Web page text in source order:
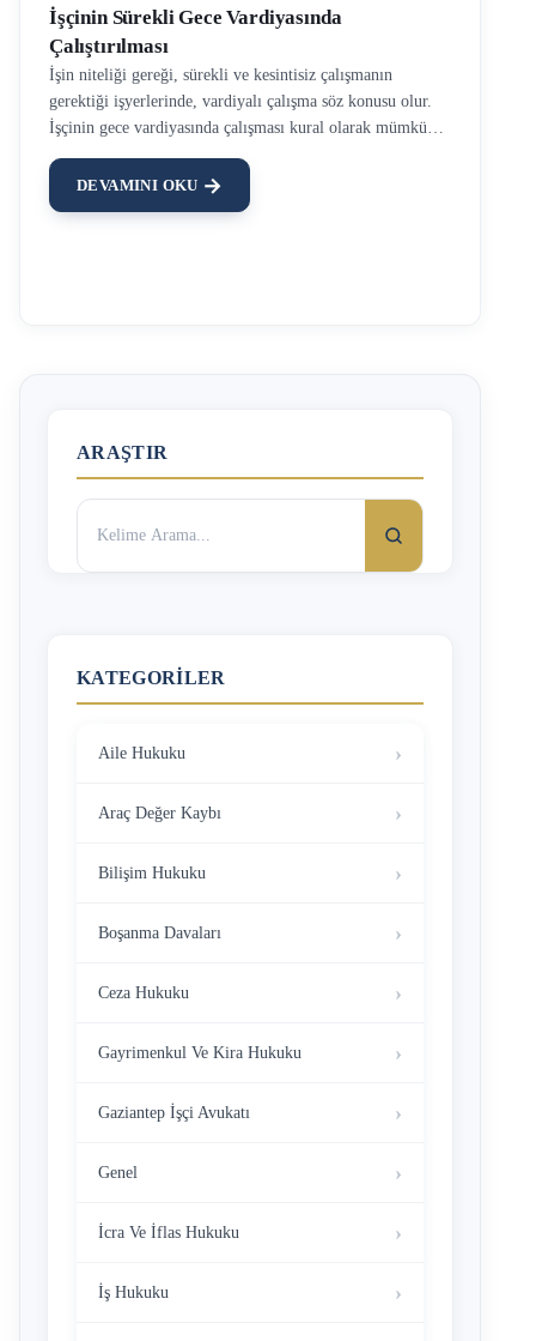
İşçinin Sürekli Gece Vardiyasında
Çalıştırılması
İşin niteliği gereği, sürekli ve kesintisiz çalışmanın
gerektiği işyerlerinde, vardiyalı çalışma söz konusu olur.
İşçinin gece vardiyasında çalışması kural olarak mümkün
gece çalışmasından bahsedilecek, ardından işçiye sürekli
gece çalışması yaptırılmasının işçi açısından sonuçlarına
yapılabilir, vardiya …
DEVAMINI OKU
ARAŞTIR
Arama:
KATEGORILER
Aile Hukuku
Araç Değer Kaybı
Bilişim Hukuku
Boşanma Davaları
Ceza Hukuku
Gayrimenkul Ve Kira Hukuku
Gaziantep İşçi Avukatı
Genel
İcra Ve İflas Hukuku
İş Hukuku